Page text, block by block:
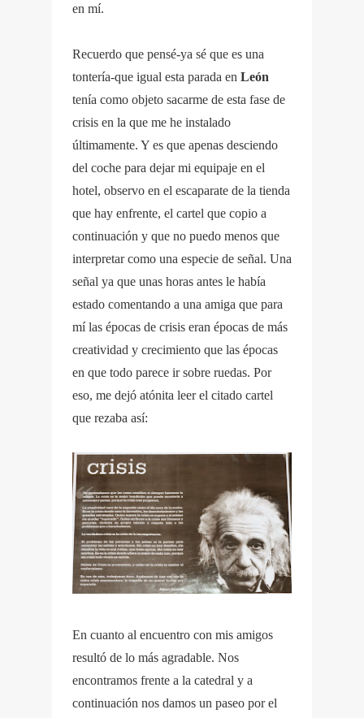
en mí.
Recuerdo que pensé-ya sé que es una
tontería-que igual esta parada en León
tenía como objeto sacarme de esta fase de
crisis en la que me he instalado
últimamente. Y es que apenas desciendo
del coche para dejar mi equipaje en el
hotel, observo en el escaparate de la tienda
que hay enfrente, el cartel que copio a
continuación y que no puedo menos que
interpretar como una especie de señal. Una
señal ya que unas horas antes le había
estado comentando a una amiga que para
mí las épocas de crisis eran épocas de más
creatividad y crecimiento que las épocas
en que todo parece ir sobre ruedas. Por
eso, me dejó atónita leer el citado cartel
que rezaba así:
En cuanto al encuentro con mis amigos
resultó de lo más agradable. Nos
encontramos frente a la catedral y a
continuación nos damos un paseo por el